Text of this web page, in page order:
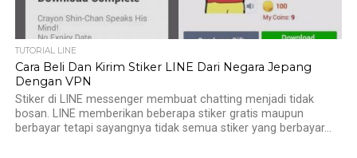
TUTORIAL LINE
Cara Beli Dan Kirim Stiker LINE Dari Negara Jepang
Dengan VPN
Stiker di LINE messenger membuat chatting menjadi tidak
bosan. LINE memberikan beberapa stiker gratis maupun
berbayar tetapi sayangnya tidak semua stiker yang berbayar...